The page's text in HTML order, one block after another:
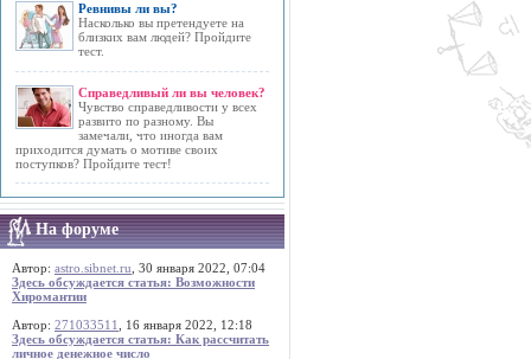
Ревнивы ли вы?
Насколько вы претендуете на
близких вам людей? Пройдите
тест.
Справедливый ли вы человек?
Чувство справедливости у всех
развито по разному. Вы
замечали, что иногда вам
приходится думать о мотиве своих
поступков? Пройдите тест!
На форуме
Автор: astro.sibnet.ru , 30 января 2022, 07:04
Здесь обсуждается статья: Возможности
Хиромантии
Автор: 271033511
, 16 января 2022, 12:18
Здесь обсуждается статья: Как рассчитать
личное денежное число